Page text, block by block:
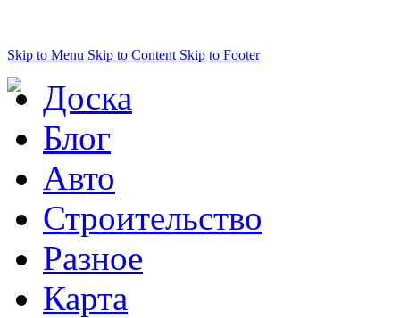
Skip to Menu Skip to Content Skip to Footer
Доска
Блог
Авто
Строительство
Разное
Карта